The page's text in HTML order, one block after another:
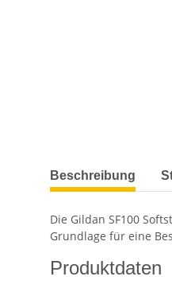
weitere
Beschreibung
Die Gildan SF100
Grundlage für eine
Produktdaten